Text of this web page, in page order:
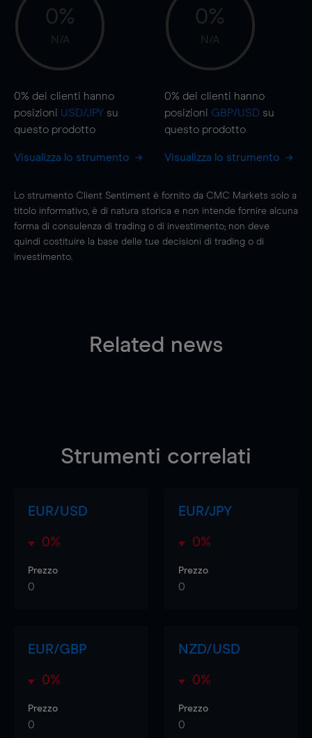
0%
N/A
0% dei clienti hanno
posizioni USD/JPY su
questo prodotto
Visualizza lo strumento
0%
N/A
0% dei clienti hanno
posizioni GBP/USDsu
questo prodotto
Visualizza lo strumento
Lo strumento Client Sentiment è fornito da CMC Markets solo a
titolo informativo, è di natura storica e non intende fornire alcuna
forma di consulenza di trading o di investimento; non deve
quindi costituire la base delle tue decisioni di trading o di
investimento.
Related news
Strumenti correlati
EUR/USD
0%
Prezzo
0
EUR/JPY
0%
Prezzo
0
EUR/GBP
0%
Prezzo
0
NZD/USD
0%
Prezzo
0